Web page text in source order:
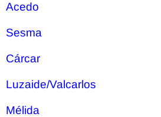
Acedo
Sesma
Cárcar
Luzaide/Valcarlos
Mélida